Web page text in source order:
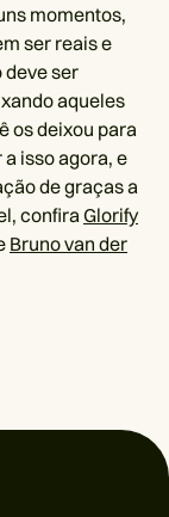
momentos,
ser reais e
deve ser
aqueles
os deixou para
isso agora, e
de graças a
confiraGlorify
Bruno van der